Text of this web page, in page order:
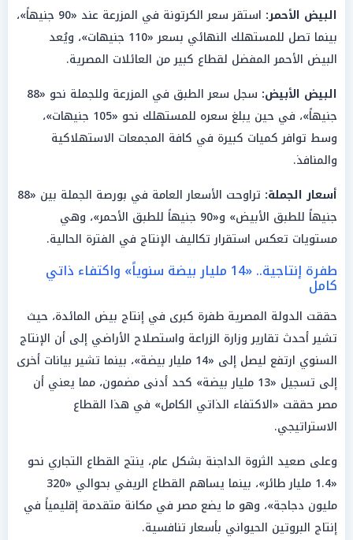
البيض الأحمر:
استقر سعر الكرتونة في المزرعة عند «90 جنيهاً»،
بينما تصل للمستهلك النهائي بسعر «110 جنيهات»، ويُعد
البيض الأحمر المفضل لقطاع كبير من العائلات المصرية.
البيض الأبيض:
سجل سعر الطبق في المزرعة وللجملة نحو «88
جنيهاً»، في حين يبلغ سعره للمستهلك نحو «105 جنيهات»،
وسط توافر كميات كبيرة في كافة المجمعات الاستهلاكية
والمنافذ.
أسعار الجملة:
تراوحت الأسعار العامة في بورصة الجملة بين «88
جنيهاً للطبق الأبيض» و«90 جنيهاً للطبق الأحمر»، وهي
مستويات تعكس استقرار تكاليف الإنتاج في الفترة الحالية.
طفرة إنتاجية.. «14 مليار بيضة سنوياً» واكتفاء ذاتي
كامل
حققت الدولة المصرية طفرة كبرى في إنتاج بيض المائدة، حيث
تشير أحدث تقارير وزارة الزراعة واستصلاح الأراضي إلى أن الإنتاج
السنوي ارتفع ليصل إلى «14 مليار بيضة»، بينما تشير بيانات أخرى
إلى تسجيل «13 مليار بيضة» كحد أدنى مضمون، مما يعني أن
مصر حققت «الاكتفاء الذاتي الكامل» في هذا القطاع
الاستراتيجي.
وعلى صعيد الثروة الداجنة بشكل عام، ينتج القطاع التجاري نحو
«1.4 مليار طائر»، بينما يساهم القطاع الريفي بحوالي «320
مليون دجاجة»، وهو ما يضع مصر في مكانة متقدمة إقليمياً في
إنتاج البروتين الحيواني بأسعار تنافسية.